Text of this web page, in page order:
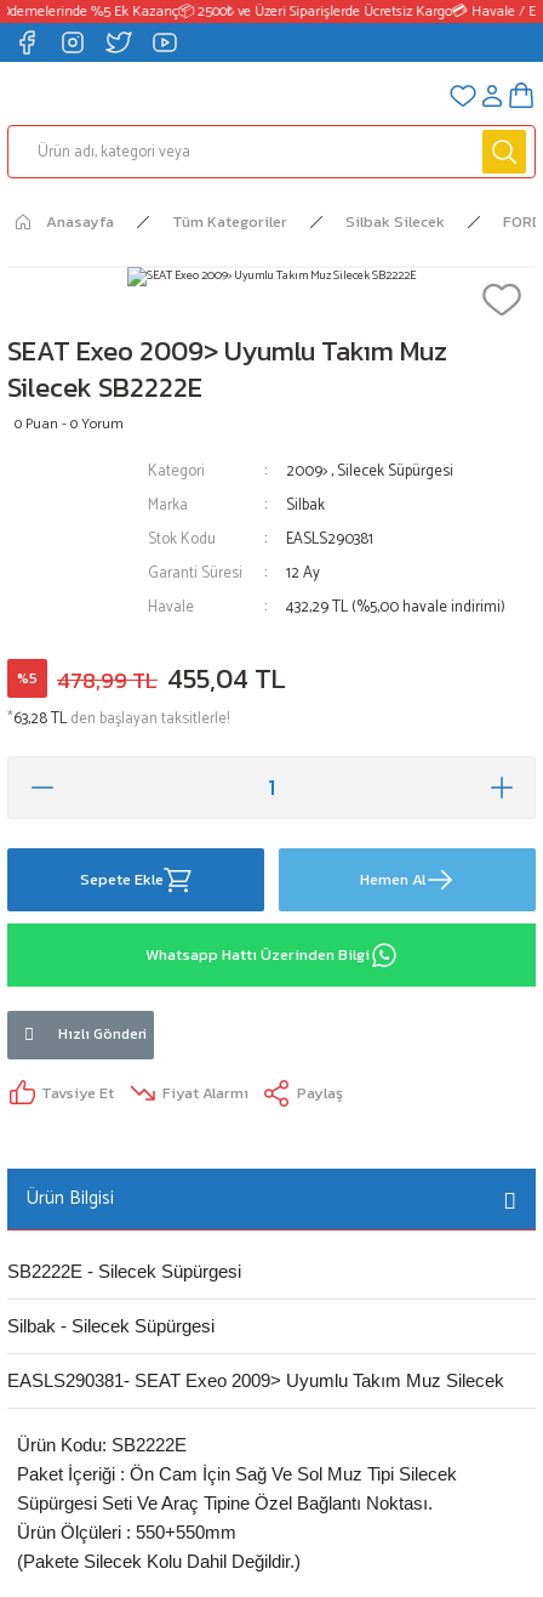
%5 Ek Kazanç📦 2500₺ ve Üzeri Siparişlerde Ücretsiz Kargo💳 Havale /
Anasayfa Tüm Kategoriler Silbak Silecek FORD
SEAT Exeo 2009> Uyumlu Takım Muz
Silecek SB2222E
0 Puan - 0 Yorum
Kategori 2009>,Silecek Süpürgesi
Marka
Silbak
Stok Kodu
EASLS290381
Garanti Süresi
12 Ay
Havale
432,29 TL (%5,00 havale indirimi)
%5 478,99 TL 455,04 TL
*63,28 TLden başlayan taksitlerle!
Sepete Ekle Hemen Al
Whatsapp Hattı Üzerinden Bilgi
Hızlı Gönderi
Tavsiye Et Fiyat Alarmı Paylaş
Ürün Bilgisi
SB2222E - Silecek Süpürgesi
Silbak - Silecek Süpürgesi
EASLS290381- SEAT Exeo 2009> Uyumlu Takım Muz Silecek
Ürün Kodu: SB2222E
Paket İçeriği : Ön Cam İçin Sağ Ve Sol Muz Tipi Silecek
Süpürgesi Seti Ve Araç Tipine Özel Bağlantı Noktası.
Ürün Ölçüleri : 550+550mm
(Pakete Silecek Kolu Dahil Değildir.)